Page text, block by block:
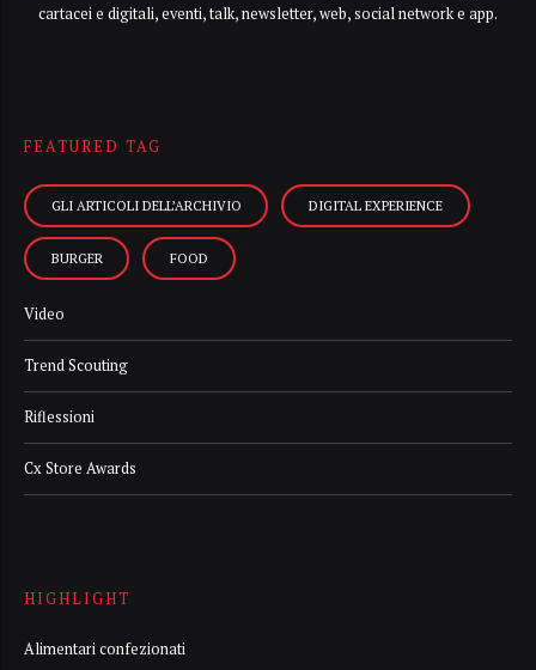
cartacei e digitali, eventi, talk, newsletter, web, social network e app.
FEATURED TAG
GLI ARTICOLI DELL’ARCHIVIO DIGITAL EXPERIENCE
BURGER FOOD
Video
Trend Scouting
Riflessioni
Cx Store Awards
HIGHLIGHT
Alimentari confezionati